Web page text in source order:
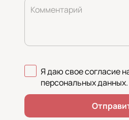
Комментарий
Я даю свое согласие
персональных данных.